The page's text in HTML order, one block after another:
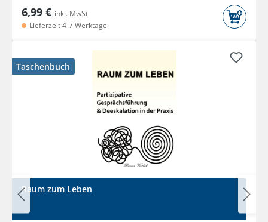
6,99 € inkl. MwSt.
Lieferzeit 4-7 Werktage
Taschenbuch
Raum zum Leben